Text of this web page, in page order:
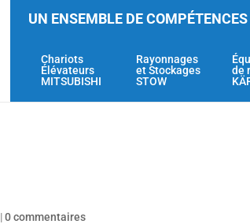
UN ENSEMBLE DE
Chariots
Élévateurs
MITSUBISHI
Rayonnages
et Stockages
STOW
de
|0 commentaires